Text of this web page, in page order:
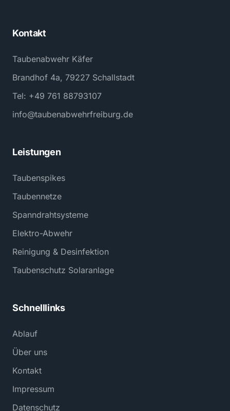
Kontakt
Taubenabwehr Käfer
Brandhof 4a, 79227 Schallstadt
Tel: +49 761 88793107
info@taubenabwehrfreiburg.de
Leistungen
Taubenspikes
Taubennetze
Spanndrahtsysteme
Elektro-Abwehr
Reinigung & Desinfektion
Taubenschutz Solaranlage
Schnelllinks
Ablauf
Über uns
Kontakt
Impressum
Datenschutz